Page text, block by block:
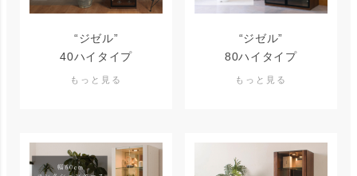
“ジゼル”
40ハイタイプ
“ジゼル”
80ハイタイプ